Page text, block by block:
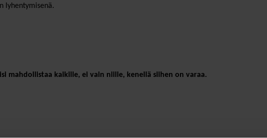
lyhentymisenä.
mahdollistaa kaikille, ei vain niille, kenellä siihen on varaa.